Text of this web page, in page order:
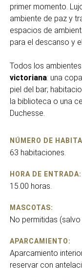
primer momento.
ambiente de paz y
espacios de
para el descanso y
Todos los ambientes
victoriana: una
piel del bar;
la biblioteca o una
Duchesse.
NÚMERO DE
63 habitaciones.
HORA DE ENTRADA:
15.00 horas.
MASCOTAS:
No permitidas
APARCAMIENTO:
Aparcamiento
reservar con